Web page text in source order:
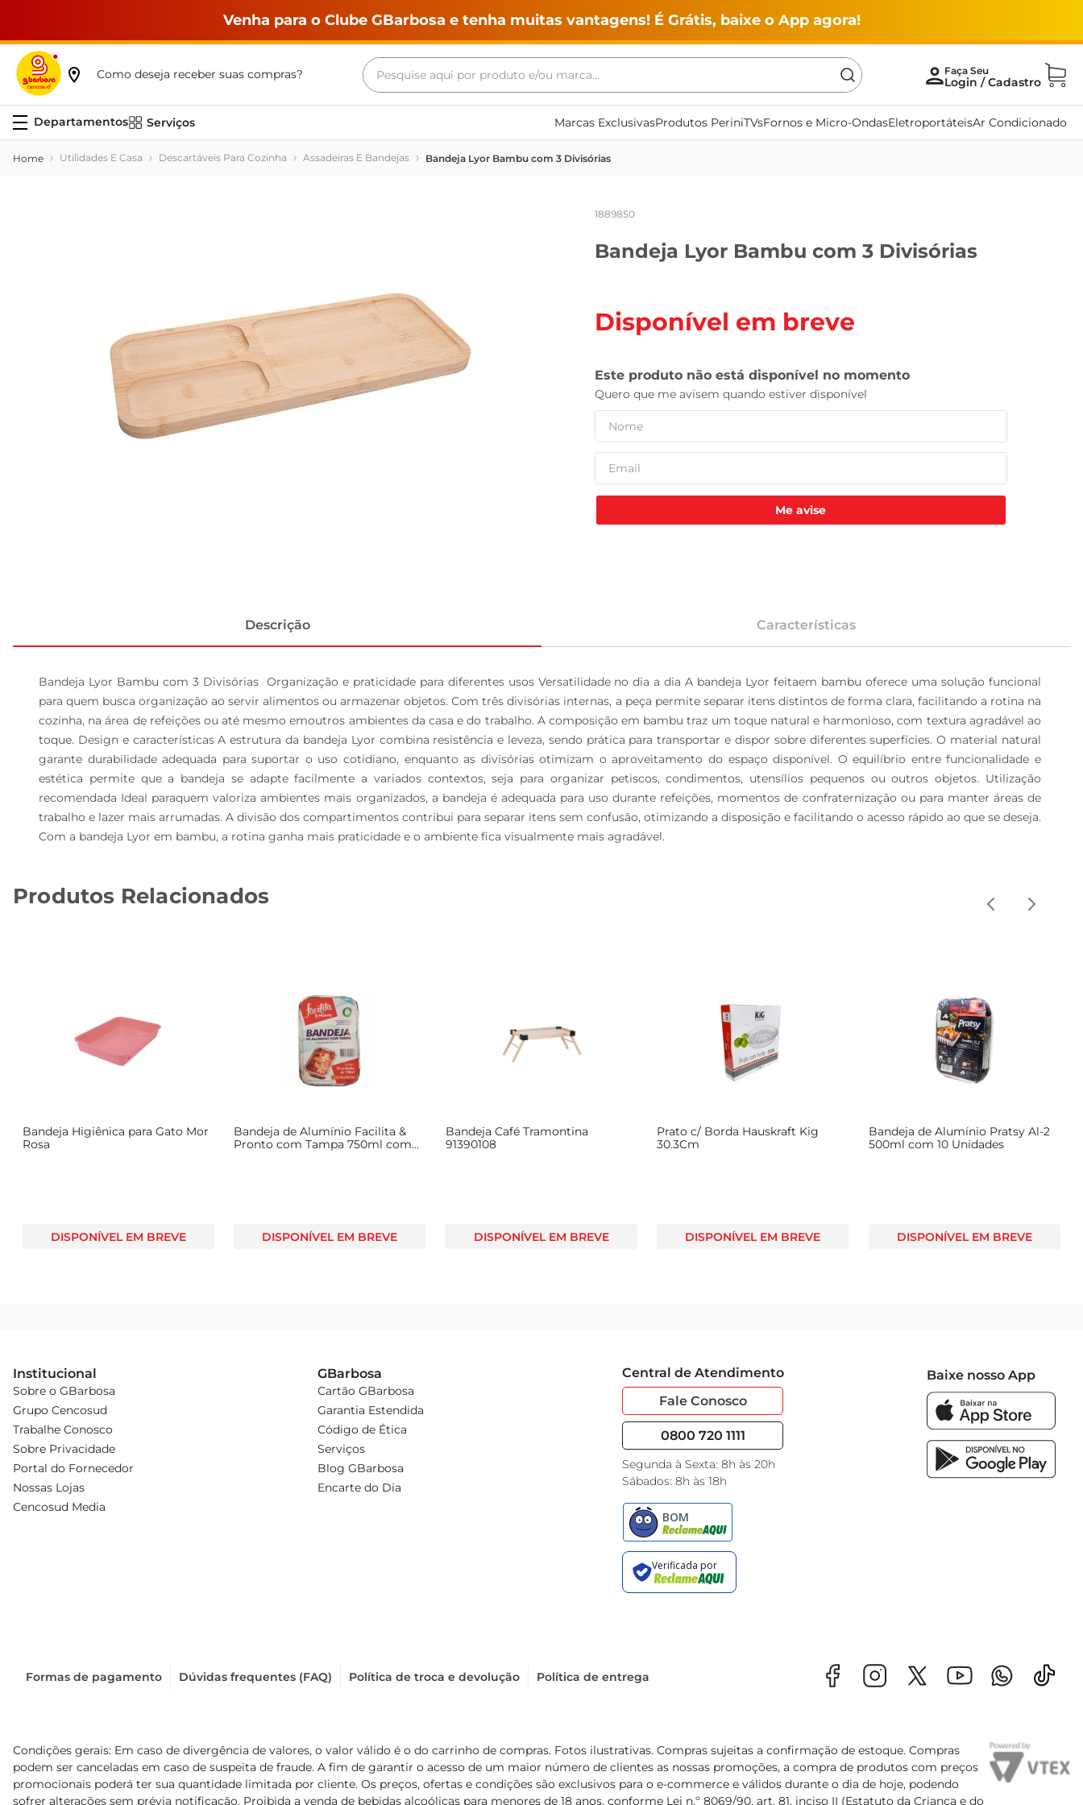
Venha para o Clube GBarbosa e tenha muitas vantagens! É Grátis, baixe o App agora!
Como deseja receber suas compras?
Pesquise aqui por produto e/ou marca...
Serviços Marcas ExclusivasProdutos PeriniTVsFornos e Micro-OndasEletroportáteisAr Condicionado
Utilidades E Casa Descartáveis Para Cozinha Assadeiras E Bandejas Bandeja Lyor Bambu com 3 Divisórias
1889850
Bandeja Lyor Bambu com 3 Divisórias
Disponível em breve
Me avise
Descrição Características
Bandeja Lyor Bambu com 3 Divisórias  Organização e praticidade para diferentes usos Versatilidade no dia a dia A bandeja Lyor feitaem bambu oferece uma solução funcional
para quem busca organização ao servir alimentos ou armazenar objetos. Com três divisórias internas, a peça permite separar itens distintos de forma clara, facilitando a rotina na
cozinha, na área de refeições ou até mesmo emoutros ambientes da casa e do trabalho. A composição em bambu traz um toque natural e harmonioso, com textura agradável ao
toque. Design e características A estrutura da bandeja Lyor combina resistência e leveza, sendo prática para transportar e dispor sobre diferentes superfícies. O material natural
garante durabilidade adequada para suportar o uso cotidiano, enquanto as divisórias otimizam o aproveitamento do espaço disponível. O equilíbrio entre funcionalidade e
estética permite que a bandeja se adapte facilmente a variados contextos, seja para organizar petiscos, condimentos, utensílios pequenos ou outros objetos. Utilização
recomendada Ideal paraquem valoriza ambientes mais organizados, a bandeja é adequada para uso durante refeições, momentos de confraternização ou para manter áreas de
trabalho e lazer mais arrumadas. A divisão dos compartimentos contribui para separar itens sem confusão, otimizando a disposição e facilitando o acesso rápido ao que se deseja.
Com a bandeja Lyor em bambu, a rotina ganha mais praticidade e o ambiente fica visualmente mais agradável.
Produtos Relacionados
Bandeja Higiênica para Gato Mor
Rosa
DISPONÍVEL EM BREVE
Bandeja de Alumínio Facilita &
Pronto com Tampa 750ml com
DISPONÍVEL EM BREVE
Bandeja Café Tramontina
91390108
DISPONÍVEL EM BREVE
Prato c/ Borda Hauskraft Kig
30.3Cm
DISPONÍVEL EM BREVE
Bandeja de Alumínio Pratsy Al-2
500ml com 10 Unidades
DISPONÍVEL EM BREVE
Institucional
Sobre o GBarbosa
Grupo Cencosud
Trabalhe Conosco
Sobre Privacidade
Portal do Fornecedor
Nossas Lojas
Cencosud Media
GBarbosa
Cartão GBarbosa
Garantia Estendida
Código de Ética
Serviços
Blog GBarbosa
Encarte do Dia
Central de Atendimento
Fale Conosco
0800 720 1111
Segunda à Sexta: 8h às 20h
Sábados: 8h às 18h
Baixe nosso App
Formas de pagamento Dúvidas frequentes (FAQ) Política de troca e devolução Política de entrega
Condições gerais: Em caso de divergência de valores, o valor válido é o do carrinho de compras. Fotos ilustrativas. Compras sujeitas a confirmação de estoque. Compras
podem ser canceladas em caso de suspeita de fraude. A fim de garantir o acesso de um maior número de clientes as nossas promoções, a compra de produtos com preços
promocionais poderá ter sua quantidade limitada por cliente. Os preços, ofertas e condições são exclusivos para o e-commerce e válidos durante o dia de hoje, podendo
sofrer alterações sem prévia notificação. Proibida a venda de bebidas alcoólicas para menores de 18 anos, conforme Lei n.º 8069/90, art. 81, inciso II (Estatuto da Criança e do
Termos mais buscados
maquina lavar
leite
vinho
leite pó
tv